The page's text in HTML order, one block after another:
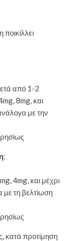
από 1-2
8mg, και
με την
:
4mg, και μέχρι
με τη βελτίωση
κατά προτίμηση